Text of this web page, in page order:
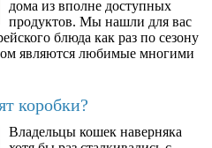
дома из вполне доступных
продуктов. Мы нашли для вас
блюда как раз по сезону
являются любимые многими
коробки?
Владельцы кошек наверняка